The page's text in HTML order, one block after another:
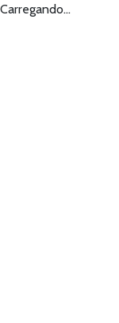
Carregando...